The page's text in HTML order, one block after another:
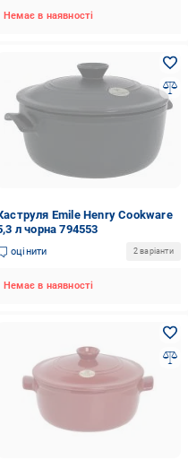
Немає в наявності
Emile Henry Cookware
л чорна 794553
оцінити 2 варіанти
Немає в наявності